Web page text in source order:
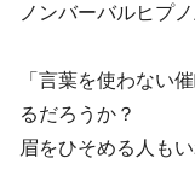
ノンバーバルヒプ
「言葉を使わない
るだろうか？
眉をひそめる人も